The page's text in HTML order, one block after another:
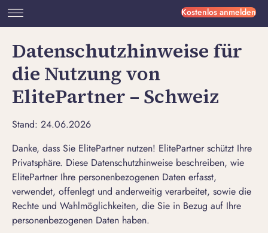
Kostenlos anmelden
Datenschutzhinweise für
die Nutzung von
ElitePartner – Schweiz
Stand: 24.06.2026
Danke, dass Sie ElitePartner nutzen! ElitePartner schützt Ihre
Privatsphäre. Diese Datenschutzhinweise beschreiben, wie
ElitePartner Ihre personenbezogenen Daten erfasst,
verwendet, offenlegt und anderweitig verarbeitet, sowie die
Rechte und Wahlmöglichkeiten, die Sie in Bezug auf Ihre
personenbezogenen Daten haben.